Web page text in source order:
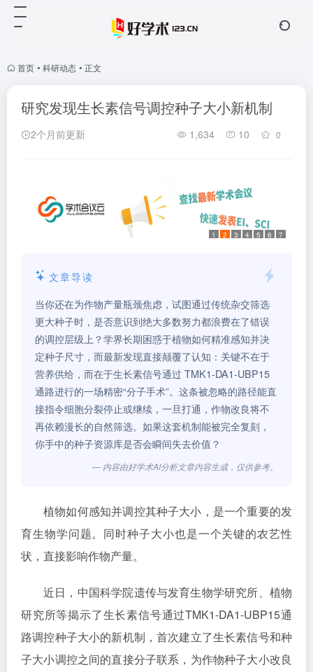
首页 • 科研动态 • 正文
研究发现生长素信号调控种子大小新机制
2个月前更新 1,634 10 0
1 2 3 4 5 6 7
文章导读
当你还在为作物产量瓶颈焦虑，试图通过传统杂交筛选
更大种子时，是否意识到绝大多数努力都浪费在了错误
的调控层级上？学界长期困惑于植物如何精准感知并决
定种子尺寸，而最新发现直接颠覆了认知：关键不在于
营养供给，而在于生长素信号通过 TMK1-DA1-UBP15
通路进行的一场精密“分子手术”。这条被忽略的路径能直
接指令细胞分裂停止或继续，一旦打通，作物改良将不
再依赖漫长的自然筛选。如果这套机制能被完全复刻，
你手中的种子资源库是否会瞬间失去价值？
— 内容由好学术AI分析文章内容生成，仅供参考。
植物如何感知并调控其种子大小，是一个重要的发
育生物学问题。同时种子大小也是一个关键的农艺性
状，直接影响作物产量。
近日，中国科学院遗传与发育生物学研究所、植物
研究所等揭示了生长素信号通过TMK1-DA1-UBP15通
路调控种子大小的新机制，首次建立了生长素信号和种
子大小调控之间的直接分子联系，为作物种子大小改良